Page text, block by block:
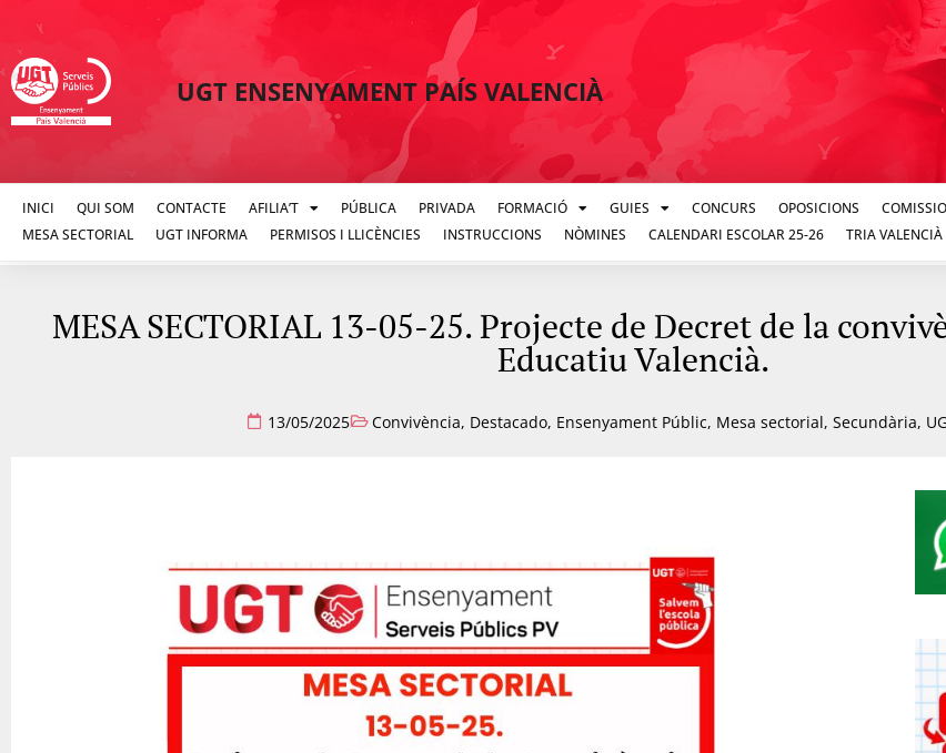
UGT ENSENYAMENT PAÍS VALENCIÀ
INICI QUI SOM CONTACTE AFILIA’T PÚBLICA PRIVADA FORMACIÓ GUIES CONCURS OPOSICIONS
MESA SECTORIAL
UGT INFORMA PERMISOS I LLICÈNCIES INSTRUCCIONS NÒMINES CALENDARI ESCOLAR 25-26 TRIA VALENCIÀ
MESA SECTORIAL 13-05-25. Projecte de Decret de la
Educatiu Valencià.
13/05/2025 Convivència, Destacado, Ensenyament Públic, Mesa sectorial, Secundària,